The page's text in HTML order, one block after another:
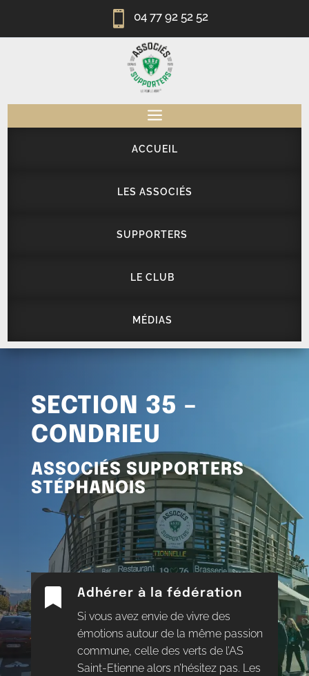
 04 77 92 52 52
a
ACCUEIL
LES ASSOCIÉS
SUPPORTERS
LE CLUB
MÉDIAS
SECTION 35 –
CONDRIEU
ASSOCIÉS SUPPORTERS
STÉPHANOIS
Adhérer à la fédération
Si vous avez envie de vivre des
émotions autour de la même passion
commune, celle des verts de l’AS
Saint-Etienne alors n’hésitez pas. Les